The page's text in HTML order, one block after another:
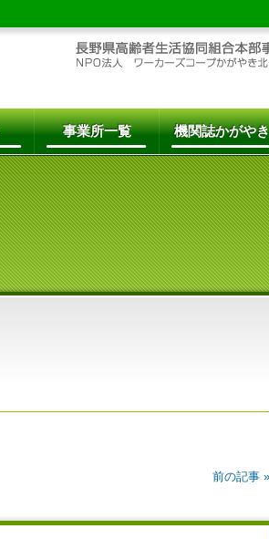
事業所一覧 機関誌かがやき
前の記事 »